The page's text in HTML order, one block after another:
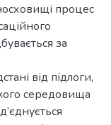
процес
за
від підлоги,
середовища